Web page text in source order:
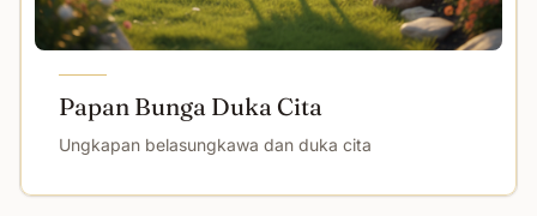
Papan Bunga Duka Cita
Ungkapan belasungkawa dan duka cita